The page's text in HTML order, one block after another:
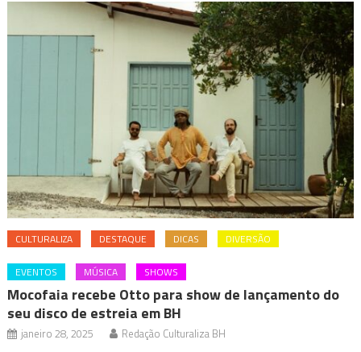
CULTURALIZA DESTAQUE DICAS DIVERSÃO
EVENTOS MÚSICA SHOWS
Mocofaia recebe Otto para show de lançamento do
seu disco de estreia em BH
janeiro 28, 2025 Redação Culturaliza BH